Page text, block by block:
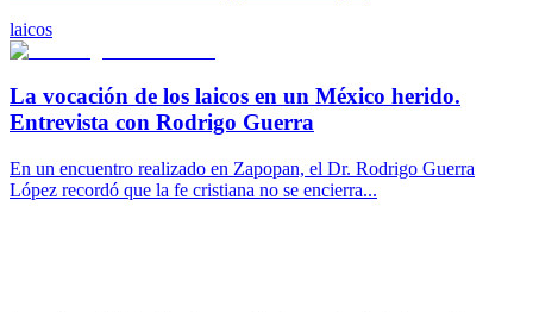
laicos
La vocación de los laicos en un México herido.
Entrevista con Rodrigo Guerra
En un encuentro realizado en Zapopan, el Dr. Rodrigo Guerra
López recordó que la fe cristiana no se encierra...